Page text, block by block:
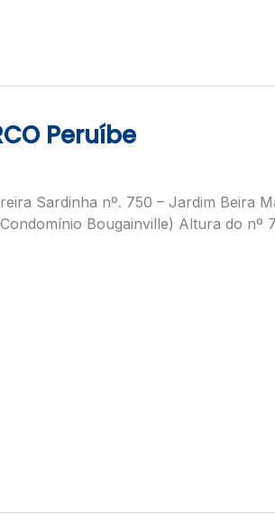
Peruíbe
Sardinha nº. 750 – Jardim Beira
Bougainville) Altura do nº